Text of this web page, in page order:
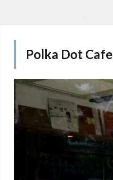
Polka Dot Cafe